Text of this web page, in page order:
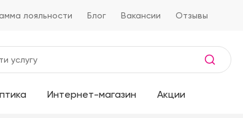
лояльности Блог Вакансии Отзывы
Интернет-магазин Акции